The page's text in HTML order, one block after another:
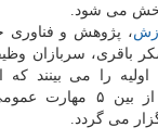
می شود.
، پژوهش و فناوری
را می بینند که
عمومی است که از
می گردد.